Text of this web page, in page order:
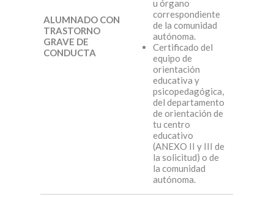
ALUMNADO CON
TRASTORNO
GRAVE DE
CONDUCTA
u órgano
correspondiente
de la comunidad
autónoma.
Certificado del
equipo de
orientación
educativa y
psicopedagógica,
del departamento
de orientación de
tu centro
educativo
(ANEXO II y III de
la solicitud) o de
la comunidad
autónoma.